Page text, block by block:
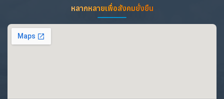
หลากหลายเพื่อสังคมยั่งยืน